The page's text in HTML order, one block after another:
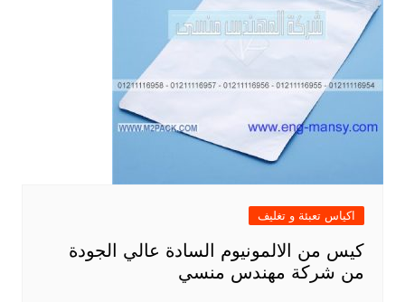
اكياس تعبئة و تغليف
كيس من الالمونيوم السادة عالي الجودة
من شركة مهندس منسي